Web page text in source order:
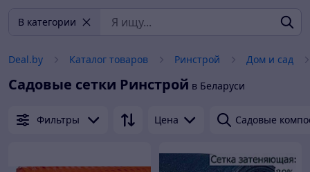
В категории
Deal.by Каталог товаров Ринстрой Дом и сад
Садовые сетки Ринстрой в Беларуси
Фильтры Цена Садовые